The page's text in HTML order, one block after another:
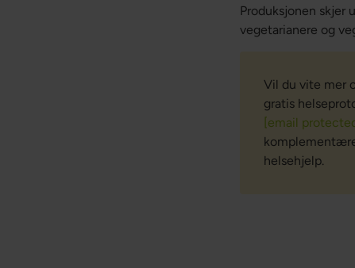
Produksjonen skjer
vegetarianere og
Vil du vite mer
gratis
[email
helsehjelp.